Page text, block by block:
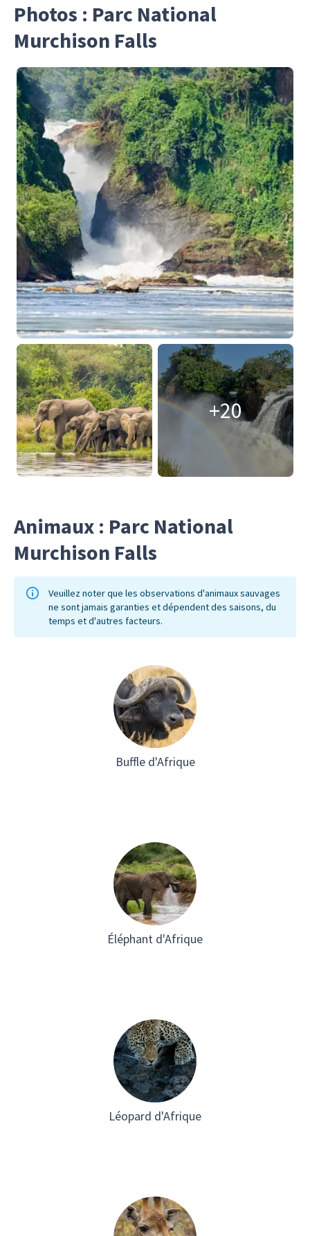
Photos : Parc National
Murchison Falls
+20
Animaux : Parc National
Murchison Falls
Veuillez noter que les observations d'animaux sauvages
ne sont jamais garanties et dépendent des saisons, du
temps et d'autres facteurs.
Buffle d'Afrique
Éléphant d'Afrique
Léopard d'Afrique